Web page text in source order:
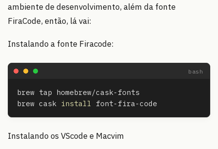
ambiente de desenvolvimento, além da fonte
FiraCode, então, lá vai:
Instalando a fonte Firacode:
brew tap homebrew/cask-fonts
brew cask install
Instalando os VScode e Macvim